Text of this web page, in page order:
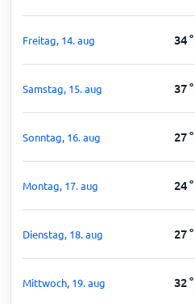
Freitag, 14. aug 34°
Samstag, 15. aug 37°
Sonntag, 16. aug 27°
Montag, 17. aug 24°
Dienstag, 18. aug 27°
Mittwoch, 19. aug 32°